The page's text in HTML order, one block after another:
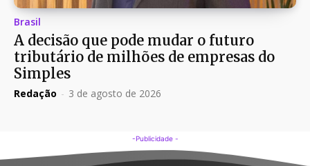
Brasil
A decisão que pode mudar o futuro
tributário de milhões de empresas do
Simples
Redação - 3 de agosto de 2026
-Publicidade -